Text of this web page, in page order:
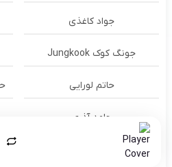
جواد کاغذی
جونگ کوک Jungkook
حاتم لورایی
حامد آذری